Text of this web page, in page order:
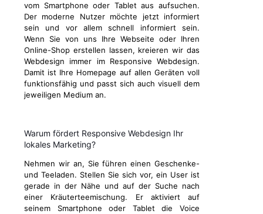
vom Smartphone oder Tablet aus aufsuchen.
Der moderne Nutzer möchte jetzt informiert
sein und vor allem schnell informiert sein.
Wenn Sie von uns Ihre Webseite oder Ihren
Online-Shop erstellen lassen, kreieren wir das
Webdesign immer im Responsive Webdesign.
Damit ist Ihre Homepage auf allen Geräten voll
funktionsfähig und passt sich auch visuell dem
jeweiligen Medium an.
Warum fördert Responsive Webdesign Ihr
lokales Marketing?
Nehmen wir an, Sie führen einen Geschenke-
und Teeladen. Stellen Sie sich vor, ein User ist
gerade in der Nähe und auf der Suche nach
einer Kräuterteemischung. Er aktiviert auf
seinem Smartphone oder Tablet die Voice